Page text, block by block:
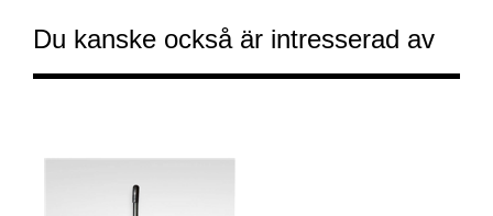
Du kanske också är intresserad av